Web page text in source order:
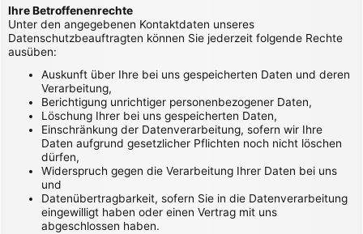
Ihre Betroffenenrechte
Unter den angegebenen Kontaktdaten unseres
Datenschutzbeauftragten können Sie jederzeit folgende Rechte
ausüben:
Auskunft über Ihre bei uns gespeicherten Daten und deren
Verarbeitung,
Berichtigung unrichtiger personenbezogener Daten,
Löschung Ihrer bei uns gespeicherten Daten,
Einschränkung der Datenverarbeitung, sofern wir Ihre
Daten aufgrund gesetzlicher Pflichten noch nicht löschen
dürfen,
Widerspruch gegen die Verarbeitung Ihrer Daten bei uns
und
Datenübertragbarkeit, sofern Sie in die Datenverarbeitung
eingewilligt haben oder einen Vertrag mit uns
abgeschlossen haben.